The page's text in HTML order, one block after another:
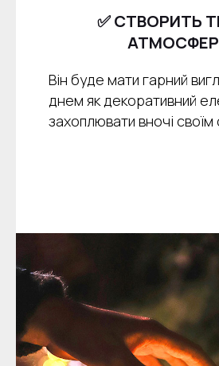
✅ СТВОРИТЬ
Він буде мати гарний
днем як декоративний
захоплювати вночі своїм